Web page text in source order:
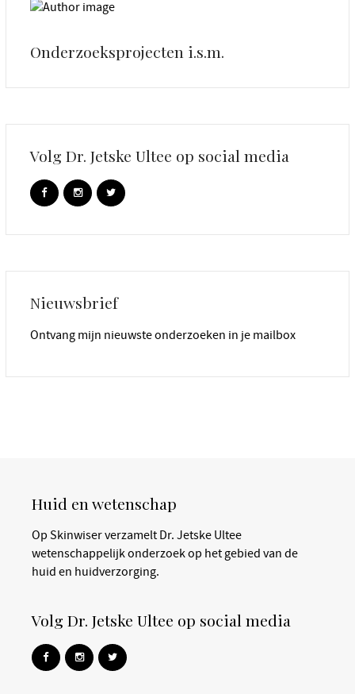
Onderzoeksprojecten i.s.m.
Volg Dr. Jetske Ultee op social media
Nieuwsbrief
Ontvang mijn nieuwste onderzoeken in je mailbox
Huid en wetenschap
Op Skinwiser verzamelt Dr. Jetske Ultee
wetenschappelijk onderzoek op het gebied van de
huid en huidverzorging.
Volg Dr. Jetske Ultee op social media